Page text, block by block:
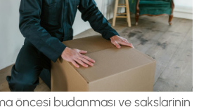
öncesi budanması ve sakslarinin